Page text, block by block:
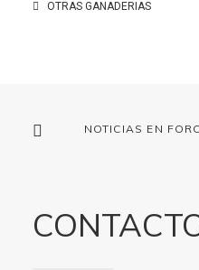
OTRAS GANADERIAS
NOTICIAS EN